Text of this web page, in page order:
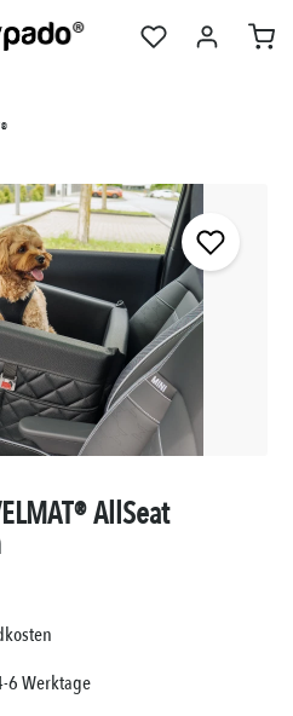
AllSeat
6 Werktage